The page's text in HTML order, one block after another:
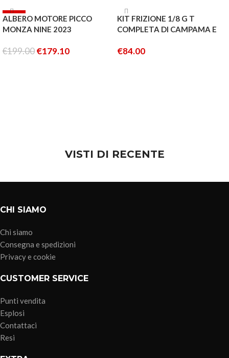
-10%
ESAURITO
ALBERO MOTORE PICCO
MONZA NINE 2023
€199.00€179.10
ESAURITO
KIT FRIZIONE 1/8 G T
COMPLETA DI CAMPAMA E
€84.00
VISTI DI RECENTE
CHI SIAMO
Chi siamo
Consegna e spedizioni
Privacy e cookie
CUSTOMER SERVICE
Punti vendita
Esplosi
Contattaci
Resi